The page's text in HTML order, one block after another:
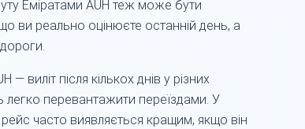
Еміратами AUH теж може бути
ви реально оцінюєте останній день, а
виліт після кількох днів у різних
легко перевантажити переїздами. У
часто виявляється кращим, якщо він